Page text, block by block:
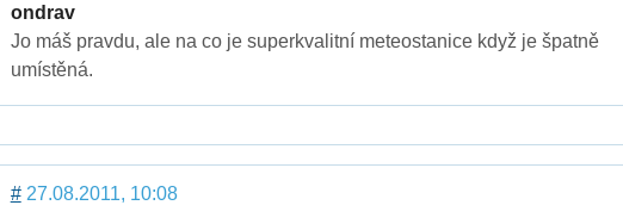
ondrav
Jo máš pravdu, ale na co je superkvalitní meteostanice když je špatně
umístěná.
#27.08.2011, 10:08